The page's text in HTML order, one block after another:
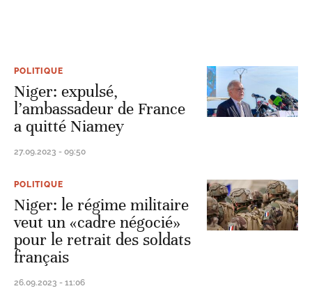
POLITIQUE
Niger: expulsé,
l’ambassadeur de France
a quitté Niamey
27.09.2023 - 09:50
POLITIQUE
Niger: le régime militaire
veut un «cadre négocié»
pour le retrait des soldats
français
26.09.2023 - 11:06